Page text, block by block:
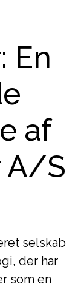
En
af
A/S
selskab
der har
som en